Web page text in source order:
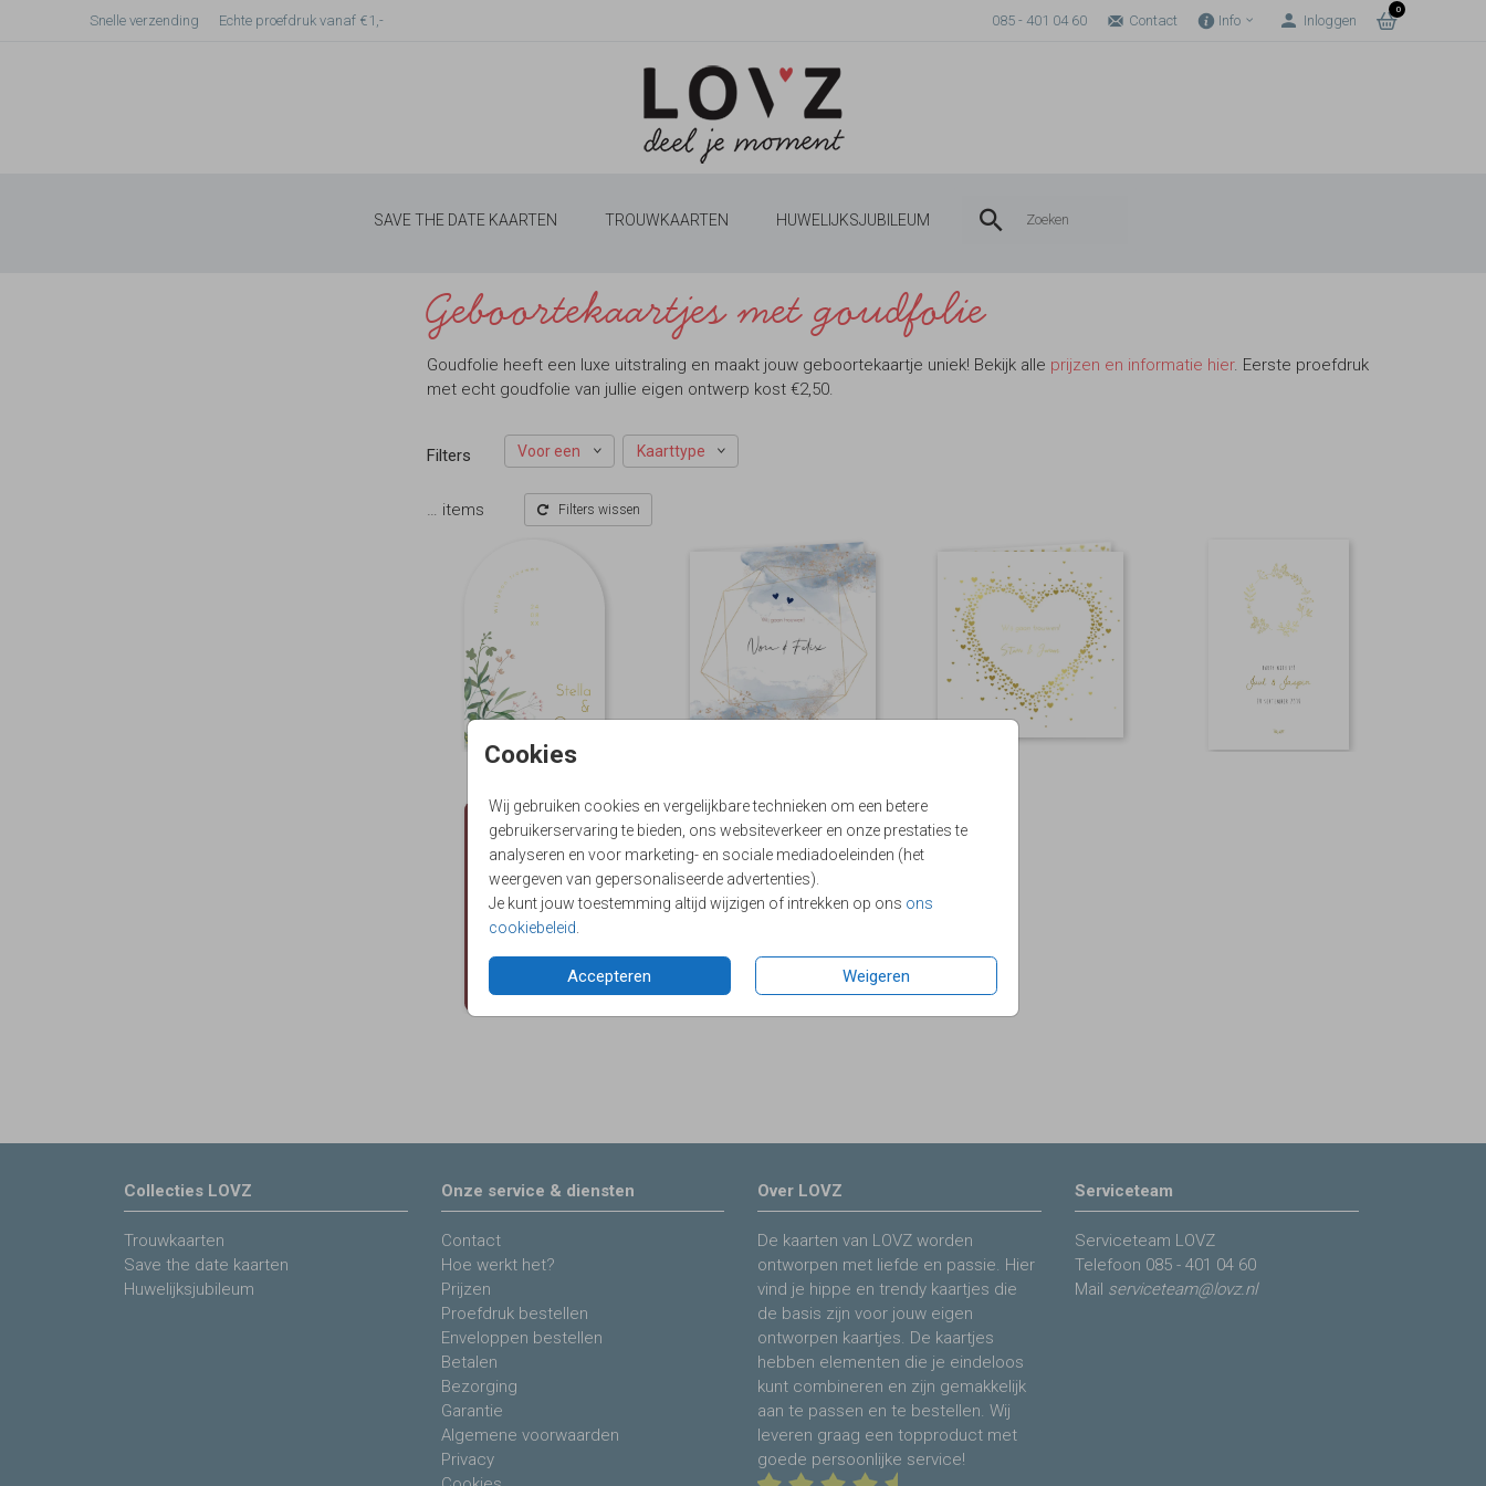
Snelle verzending Echte proefdruk vanaf €1,- 085 - 401 04 60 Contact Info Inloggen
0
SAVE THE DATE KAARTEN TROUWKAARTEN HUWELIJKSJUBILEUM
Cookies
Wij gebruiken cookies en vergelijkbare technieken om een betere
gebruikerservaring te bieden, ons websiteverkeer en onze prestaties te
analyseren en voor marketing- en sociale mediadoeleinden (het
weergeven van gepersonaliseerde advertenties).
Je kunt jouw toestemming altijd wijzigen of intrekken op ons ons
cookiebeleid
Accepteren Weigeren
Geboortekaartjes met goudfolie
Goudfolie heeft een luxe uitstraling en maakt jouw geboortekaartje uniek! Bekijk alle prijzen en informatie hier. Eerste proefdruk
met echt goudfolie van jullie eigen ontwerp kost €2,50.
Filters Voor een Kaarttype
items Filters wissen
Collecties LOVZ
Trouwkaarten
Save the date kaarten
Huwelijksjubileum
Onze service & diensten
Contact
Hoe werkt het?
Prijzen
Proefdruk bestellen
Enveloppen bestellen
Betalen
Bezorging
Garantie
Algemene voorwaarden
Privacy
Over LOVZ
De kaarten van LOVZ worden
ontworpen met liefde en passie. Hier
vind je hippe en trendy kaartjes die
de basis zijn voor jouw eigen
ontworpen kaartjes. De kaartjes
hebben elementen die je eindeloos
kunt combineren en zijn gemakkelijk
aan te passen en te bestellen. Wij
leveren graag een topproduct met
goede persoonlijke service!
Serviceteam
Serviceteam LOVZ
Telefoon 085 - 401 04 60
Mail serviceteam@lovz.nl